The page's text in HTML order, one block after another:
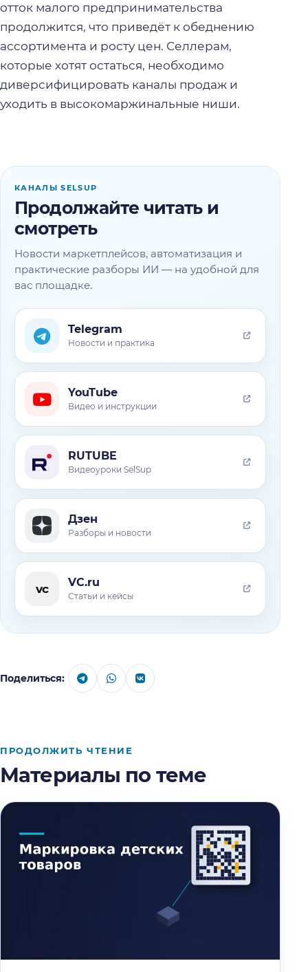
отток малого предпринимательства
продолжится, что приведёт к обеднению
ассортимента и росту цен. Селлерам,
которые хотят остаться, необходимо
диверсифицировать каналы продаж и
уходить в высокомаржинальные ниши.
КАНАЛЫ SELSUP
Продолжайте читать и
смотреть
Новости маркетплейсов, автоматизация и
практические разборы ИИ — на удобной для
вас площадке.
Telegram
Новости и практика
YouTube
Видео и инструкции
RUTUBE
Видеоуроки SelSup
Дзен
Разборы и новости
vc VC.ru
Статьи и кейсы
Поделиться:
ПРОДОЛЖИТЬ ЧТЕНИЕ
Материалы по теме